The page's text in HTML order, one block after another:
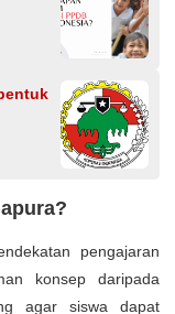
pengajaran
konsep daripada
agar siswa dapat